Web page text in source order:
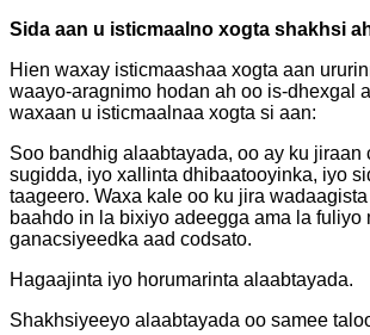
Sida aan u isticmaalno xogta shakhsi
Hien waxay isticmaashaa xogta aan
waayo-aragnimo hodan ah oo is-dhexgal
waxaan u isticmaalnaa xogta si aan:
Soo bandhig alaabtayada, oo ay ku jiraan
sugidda, iyo xallinta dhibaatooyinka, iyo
taageero. Waxa kale oo ku jira
baahdo in la bixiyo adeegga ama la fuliyo
ganacsiyeedka aad codsato.
Hagaajinta iyo horumarinta alaabtayada.
Shakhsiyeeyo alaabtayada oo samee